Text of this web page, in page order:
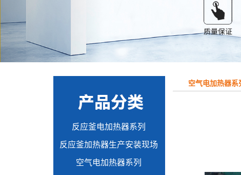
反应釜电加热器系列
反应釜加热器生产安装现场
空气电加热器系列
空气电加热器系